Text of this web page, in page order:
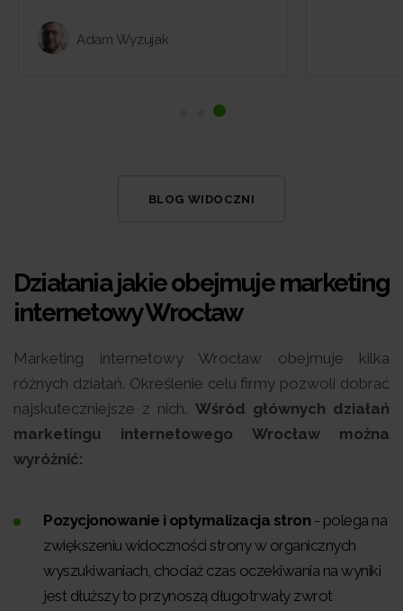
Adam Wyzujak
BLOG WIDOCZNI
Działania jakie obejmuje marketing
internetowy Wrocław
Marketing internetowy Wrocław obejmuje kilka
różnych działań. Określenie celu firmy pozwoli dobrać
najskuteczniejsze z nich. Wśród głównych działań
marketingu internetowego Wrocław można
wyróżnić:
Pozycjonowanie i optymalizacja stron - polega na
zwiększeniu widoczności strony w organicznych
wyszukiwaniach, chociaż czas oczekiwania na wyniki
jest dłuższy to przynoszą długotrwały zwrot